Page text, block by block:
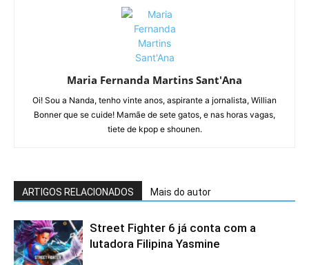
Maria Fernanda Martins Sant'Ana
Oi! Sou a Nanda, tenho vinte anos, aspirante a jornalista, Willian
Bonner que se cuide! Mamãe de sete gatos, e nas horas vagas,
tiete de kpop e shounen.
ARTIGOS RELACIONADOS Mais do autor
Street Fighter 6 já conta com a
lutadora Filipina Yasmine